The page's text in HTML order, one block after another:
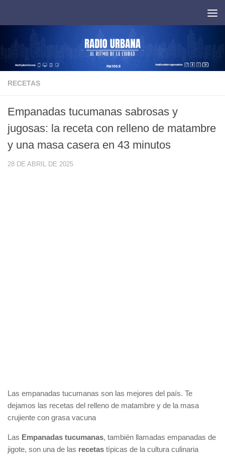
RECETAS
Empanadas tucumanas sabrosas y
jugosas: la receta con relleno de matambre
y una masa casera en 43 minutos
28 DE ABRIL DE 2025
Las empanadas tucumanas son las mejores del país. Te
dejamos las recetas del relleno de matambre y de la masa
crujiente con grasa vacuna
Las Empanadas tucumanas, también llamadas empanadas de
jigote, son una de las recetas típicas de la cultura culinaria